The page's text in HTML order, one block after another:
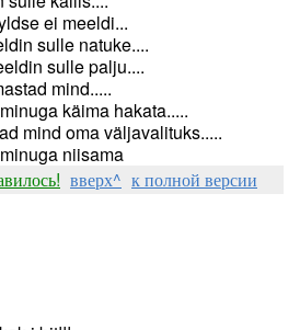
ei meeldi...
sulle natuke....
sulle palju....
mind.....
käima hakata.....
mind oma väljavalituks.....
niisama
вверх^ к полной версии